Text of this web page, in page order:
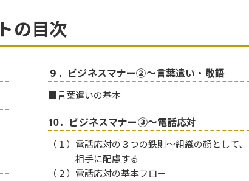
の目次
９．ビジネスマナー②～言葉遣い・敬語
■言葉遣いの基本
10．ビジネスマナー③～電話応対
（１）電話応対の３つの鉄則～組織の顔として、
相手に配慮する
（２）電話応対の基本フロー